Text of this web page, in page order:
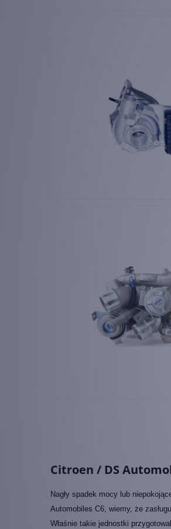
Citroen / DS
Nagły spadek mocy lub
Automobiles C6, wiemy, że
Właśnie takie jednostki